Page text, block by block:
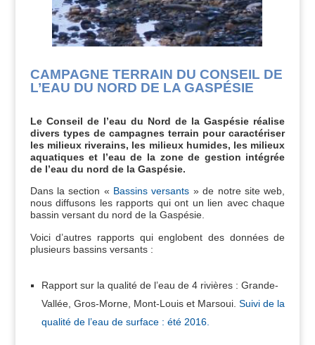
CAMPAGNE TERRAIN DU CONSEIL DE
L’EAU DU NORD DE LA GASPÉSIE
Le Conseil de l’eau du Nord de la Gaspésie réalise
divers types de campagnes terrain pour caractériser
les milieux riverains, les milieux humides, les milieux
aquatiques et l’eau de la zone de gestion intégrée
de l’eau du nord de la Gaspésie.
Dans la section « Bassins versants » de notre site web,
nous diffusons les rapports qui ont un lien avec chaque
bassin versant du nord de la Gaspésie.
Voici d’autres rapports qui englobent des données de
plusieurs bassins versants :
Rapport sur la qualité de l’eau de 4 rivières : Grande-
Vallée, Gros-Morne, Mont-Louis et Marsoui. Suivi de la
qualité de l’eau de surface : été 2016.